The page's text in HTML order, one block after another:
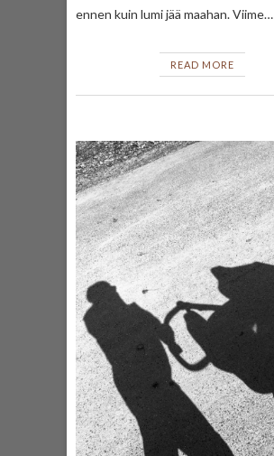
ennen kuin lumi jää maahan. Viime…
READ MORE